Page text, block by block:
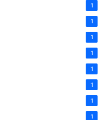
1
1
1
1
1
1
1
1